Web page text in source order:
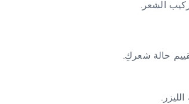
الشعر.
حالة شعركِ.